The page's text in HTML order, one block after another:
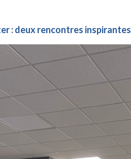
: deux rencontres inspirantes